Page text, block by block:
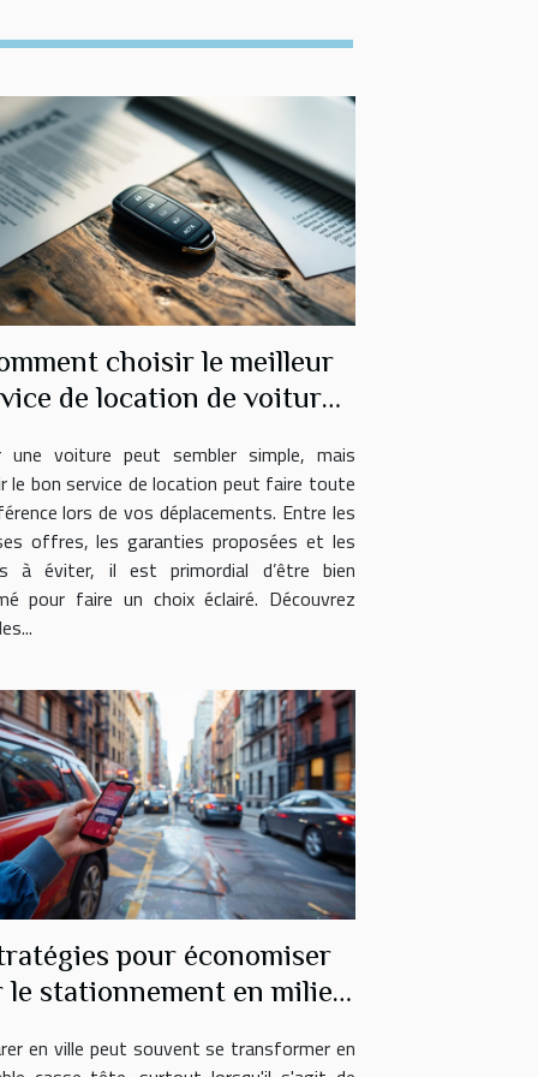
choisir le meilleur
de location de voitures
une voiture peut sembler simple, mais
le bon service de location peut faire toute
lors de vos déplacements. Entre les
offres, les garanties proposées et les
à éviter, il est primordial d’être bien
pour faire un choix éclairé. Découvrez
pour économiser
le stationnement en milieu
en ville peut souvent se transformer en